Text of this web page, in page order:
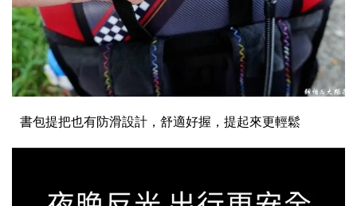
書包提把也有防滑設計，舒適好握，提起來更輕鬆